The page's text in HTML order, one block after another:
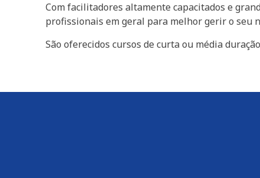
Com facilitadores altamente capacitados e
profissionais em geral para melhor gerir o seu
São oferecidos cursos de curta ou média